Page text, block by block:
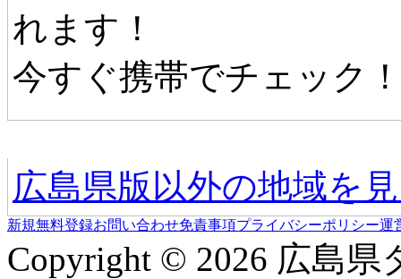
れます！
今すぐ携帯でチェック
広島県版以外の地域を
新規無料登録お問い合わせ免責事項プライバシーポリシー運
Copyright © 2026 広島